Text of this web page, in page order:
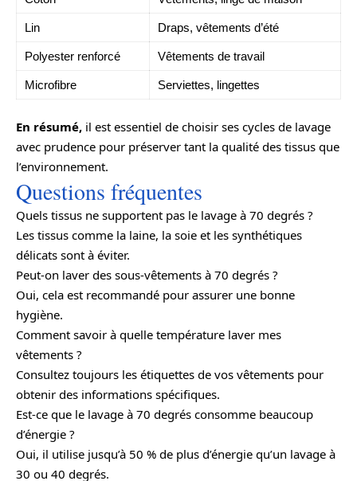
Lin Draps, vêtements d’été
Polyester renforcé Vêtements de travail
Microfibre Serviettes, lingettes
En résumé, il est essentiel de choisir ses cycles de lavage
avec prudence pour préserver tant la qualité des tissus que
l’environnement.
Questions fréquentes
Quels tissus ne supportent pas le lavage à 70 degrés ?
Les tissus comme la laine, la soie et les synthétiques
délicats sont à éviter.
Peut-on laver des sous-vêtements à 70 degrés ?
Oui, cela est recommandé pour assurer une bonne
hygiène.
Comment savoir à quelle température laver mes
vêtements ?
Consultez toujours les étiquettes de vos vêtements pour
obtenir des informations spécifiques.
Est-ce que le lavage à 70 degrés consomme beaucoup
d’énergie ?
Oui, il utilise jusqu’à 50 % de plus d’énergie qu’un lavage à
30 ou 40 degrés.